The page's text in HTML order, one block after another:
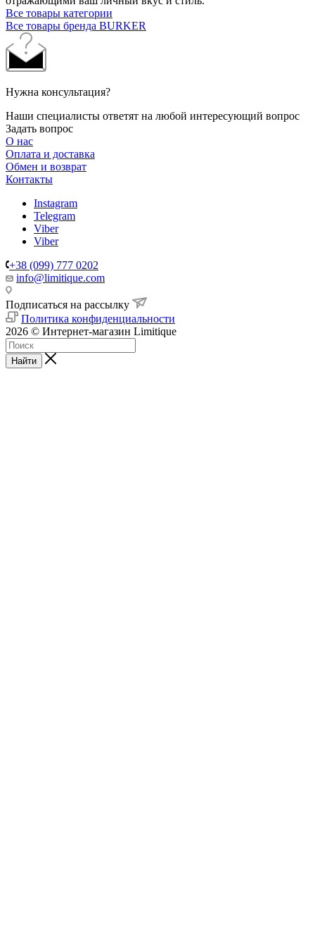
Все товары категории
Все товары бренда BURKER
Нужна консультация?
Наши специалисты ответят на любой интересующий вопрос
Задать вопрос
О нас
Оплата и доставка
Обмен и возврат
Контакты
Instagram
Telegram
Viber
Viber
+38 (099) 777 0202
info@limitique.com
Подписаться на рассылку
Политика конфиденциальности
2026 © Интернет-магазин Limitique
Найти